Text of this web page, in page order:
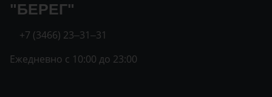
"БЕРЕГ"
+7 (3466) 23‒31‒31
Ежедневно с 10:00 до 23:00